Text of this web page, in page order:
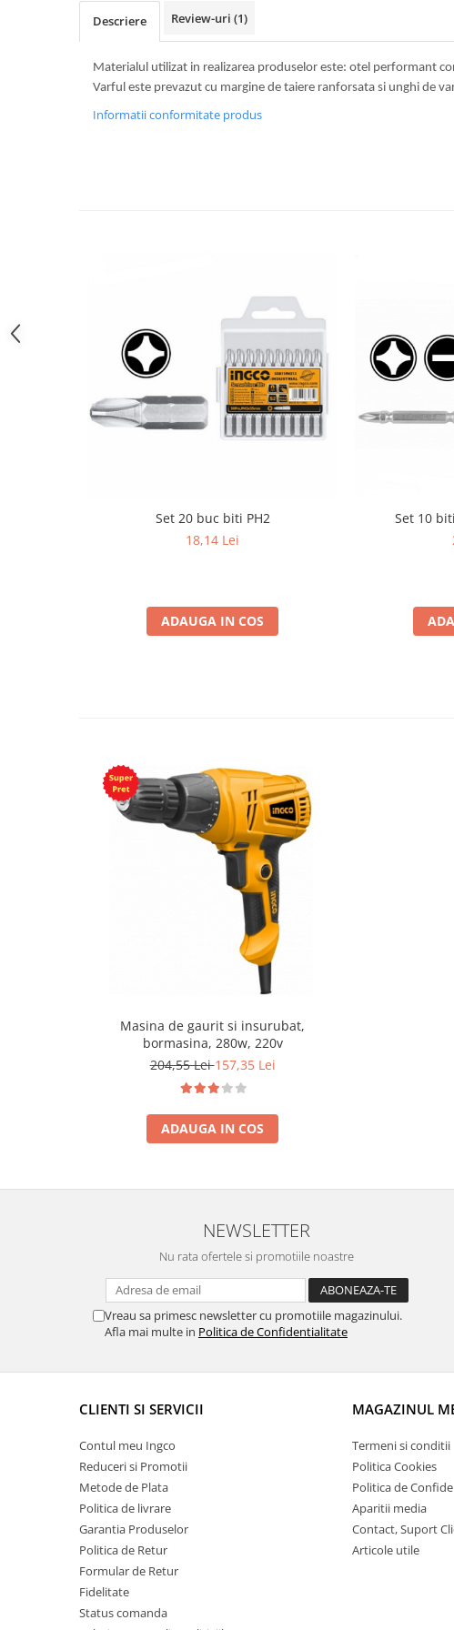
Descriere Review-uri (1)
Materialul utilizat in realizarea produselor este: otel performant
Varful este prevazut cu margine de taiere ranforsata si unghi de
Informatii conformitate produs
Set 20 buc biti PH2
18,14 Lei
ADAUGA IN COS
Set 10
Masina de gaurit si insurubat,
bormasina, 280w, 220v
204,55 Lei157,35 Lei
ADAUGA IN COS
NEWSLETTER
Nu rata ofertele si promotiile noastre
Vreau sa primesc newsletter cu promotiile magazinului.
Afla mai multe in Politica de Confidentialitate
CLIENTI SI SERVICII
Contul meu Ingco
Reduceri si Promotii
Metode de Plata
Politica de livrare
Garantia Produselor
Politica de Retur
Formular de Retur
Fidelitate
Status comanda
MAGAZINUL
Termeni si conditii
Politica Cookies
Politica de
Aparitii media
Contact, Suport
Articole utile